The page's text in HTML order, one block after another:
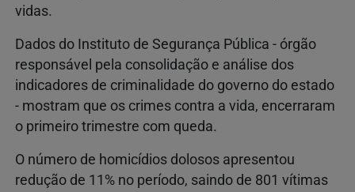
vidas.
Dados do Instituto de Segurança Pública - órgão
responsável pela consolidação e análise dos
indicadores de criminalidade do governo do estado
- mostram que os crimes contra a vida, encerraram
o primeiro trimestre com queda.
O número de homicídios dolosos apresentou
redução de 11% no período, saindo de 801 vítimas